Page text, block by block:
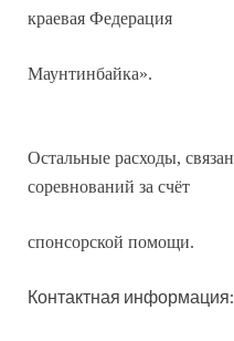
краевая Федерация
Маунтинбайка».
Остальные расходы,
соревнований за счёт
спонсорской помощи.
Контактная информация: